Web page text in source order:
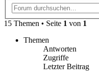
15 Themen • Seite 1 von 1
Themen
Antworten
Zugriffe
Letzter Beitrag